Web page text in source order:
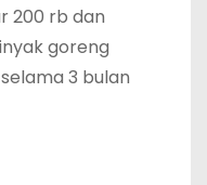
200 rb dan
goreng
3 bulan